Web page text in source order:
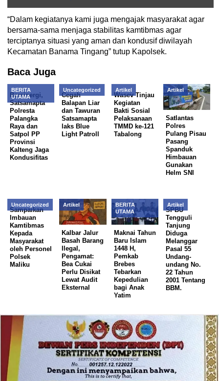
“Dalam kegiatanya kami juga mengajak masyarakat agar
bersama-sama menjaga stabilitas kamtibmas agar
terciptanya situasi yang aman dan kondusif diwilayah
Kecamatan Banama Tingang” tutup Kapolsek.
Baca Juga
BERITA
UTAMA
Bersinergi,
Satsamapta
Polresta
Palangka
Raya dan
Satpol PP
Provinsi
Kalteng Jaga
Kondusifitas
Uncategorized
Cegah
Balapan Liar
dan Tawuran
Satsamapta
laks Blue
Light Patroll
Artikel
Wasev Tinjau
Kegiatan
Bakti Sosial
Pelaksanaan
TMMD ke-121
Tabalong
Artikel
Satlantas
Polres
Pulang Pisau
Pasang
Spanduk
Himbauan
Gunakan
Helm SNI
Uncategorized
Sampaikan
Imbauan
Kamtibmas
Kepada
Masyarakat
oleh Personel
Polsek
Maliku
Artikel
Kalbar Jalur
Basah Barang
Ilegal,
Pengamat:
Bea Cukai
Perlu Disikat
Lewat Audit
Eksternal
BERITA
UTAMA
Maknai Tahun
Baru Islam
1448 H,
Pemkab
Brebes
Tebarkan
Kepedulian
bagi Anak
Yatim
Artikel
SPBU
Tengguli
Tanjung
Diduga
Melanggar
Pasal 55
Undang-
undang No.
22 Tahun
2001 Tentang
BBM.